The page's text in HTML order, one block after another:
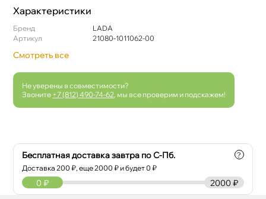
Характеристики
Бренд
LADA
Артикул
21080-1011062-00
Смотреть все
Не уверены в совместимости?
Звоните +7 (812) 490-74-62 , мы все проверим и подскажем!
Бесплатная доставка завтра по С-Пб.
Доставка200 ₽, еще2000 ₽ и будет 0 ₽
?
2000 ₽
0 ₽